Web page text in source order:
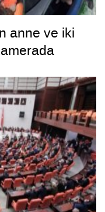
anne ve iki